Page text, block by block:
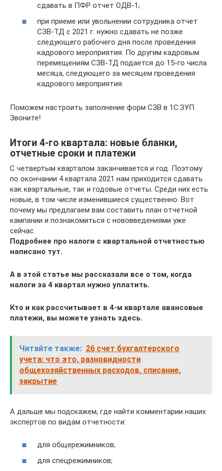
сдавать в ПФР отчет ОДВ-1;
при приеме или увольнении сотрудника отчет
СЗВ-ТД с 2021 г. нужно сдавать не позже
следующего рабочего дня после проведения
кадрового мероприятия. По другим кадровым
перемещениям СЗВ-ТД подается до 15-го числа
месяца, следующего за месяцем проведения
кадрового мероприятия.
Поможем настроить заполнение форм СЗВ в 1С:ЗУП.
Звоните!
Итоги 4-го квартала: новые бланки,
отчетные сроки и платежи
С четвертым кварталом заканчивается и год. Поэтому
по окончании 4 квартала 2021 нам приходится сдавать
как квартальные, так и годовые отчеты. Среди них есть
новые, в том числе изменившиеся существенно. Вот
почему мы предлагаем вам составить план отчетной
кампании и познакомиться с нововведениями уже
сейчас.
Подробнее про налоги с квартальной отчетностью
написано тут.
А в этой статье мы рассказали все о том, когда
налоги за 4 квартал нужно уплатить.
Кто и как рассчитывает в 4-м квартале авансовые
платежи, вы можете узнать здесь.
Читайте также: 26 счет бухгалтерского
учета: что это, разновидности
общехозяйственных расходов, списание,
закрытие
А дальше мы подскажем, где найти комментарии наших
экспертов по видам отчетности:
для общережимников;
для спецрежимников;